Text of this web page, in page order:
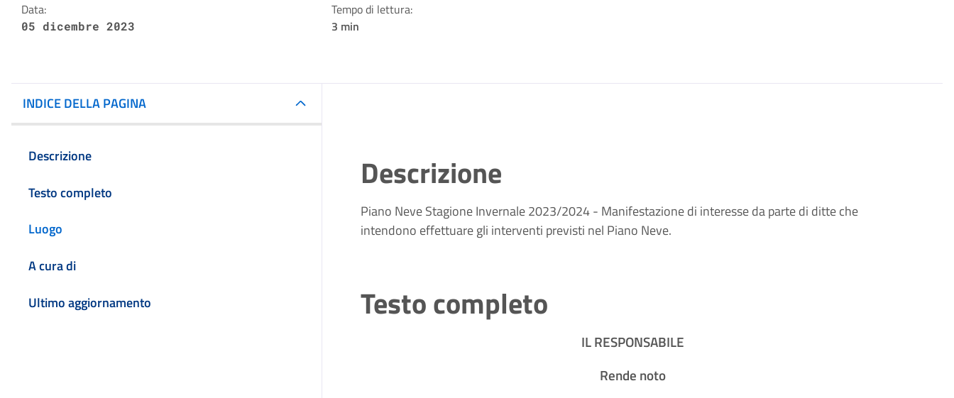
Data:
05 dicembre 2023
Tempo di lettura:
3 min
INDICE DELLA PAGINA
Descrizione
Testo completo
Luogo
A cura di
Ultimo aggiornamento
Descrizione
Piano Neve Stagione Invernale 2023/2024 - Manifestazione di interesse da parte di ditte che
intendono effettuare gli interventi previsti nel Piano Neve.
Testo completo
IL RESPONSABILE
Rende noto